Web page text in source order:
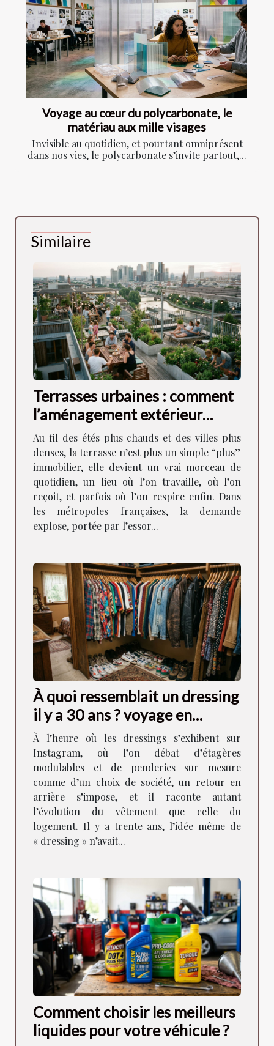
Voyage au cœur du polycarbonate, le
matériau aux mille visages
Invisible au quotidien, et pourtant omniprésent
dans nos vies, le polycarbonate s’invite partout,...
Similaire
Terrasses urbaines : comment
l’aménagement extérieur
façonne la vie en ville
Au fil des étés plus chauds et des villes plus
denses, la terrasse n’est plus un simple “plus”
immobilier, elle devient un vrai morceau de
quotidien, un lieu où l’on travaille, où l’on
reçoit, et parfois où l’on respire enfin. Dans
les métropoles françaises, la demande
explose, portée par l’essor...
À quoi ressemblait un dressing
il y a 30 ans ? voyage en
images
À l’heure où les dressings s’exhibent sur
Instagram, où l’on débat d’étagères
modulables et de penderies sur mesure
comme d’un choix de société, un retour en
arrière s’impose, et il raconte autant
l’évolution du vêtement que celle du
logement. Il y a trente ans, l’idée même de
« dressing » n’avait...
Comment choisir les meilleurs
liquides pour votre véhicule ?